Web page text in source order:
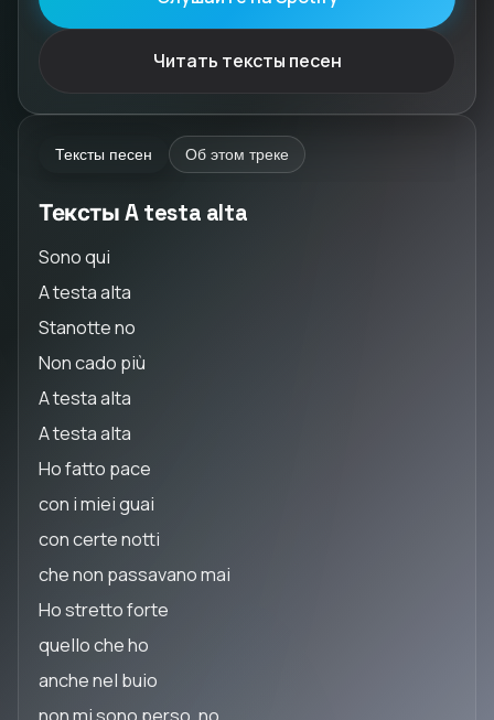
Читать тексты песен
Тексты песен Об этом треке
Тексты A testa alta
Sono qui
A testa alta
Stanotte no
Non cado più
A testa alta
A testa alta
Ho fatto pace
con i miei guai
con certe notti
che non passavano mai
Ho stretto forte
quello che ho
anche nel buio